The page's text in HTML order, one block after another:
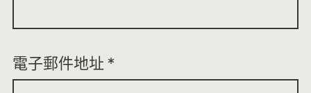
電子郵件地址 *